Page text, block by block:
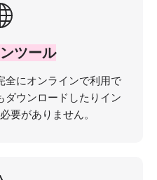
ツール
全にオンラインで利用で
ダウンロードしたりイン
要がありません。